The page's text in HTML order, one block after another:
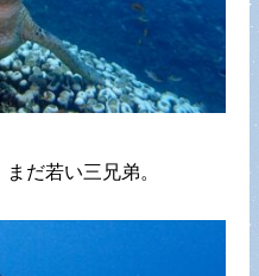
だ若い三兄弟。